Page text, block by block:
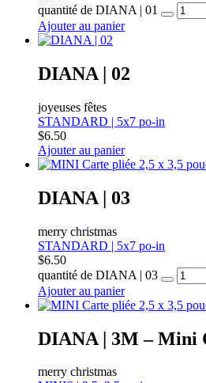
quantité de DIANA | 01
Ajouter au panier
DIANA | 02
joyeuses fêtes
STANDARD | 5x7 po-in
$6.50
Ajouter au panier
DIANA | 03
merry christmas
STANDARD | 5x7 po-in
$6.50
quantité de DIANA | 03
Ajouter au panier
DIANA | 3M – Mini
merry christmas